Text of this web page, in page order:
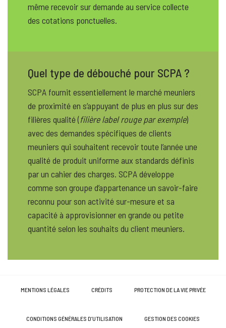
même recevoir sur demande au service collecte
des cotations ponctuelles.
Quel type de débouché pour SCPA ?
SCPA fournit essentiellement le marché meuniers
de proximité en s’appuyant de plus en plus sur des
filières qualité (filière label rouge par exemple)
avec des demandes spécifiques de clients
meuniers qui souhaitent recevoir toute l’année une
qualité de produit uniforme aux standards définis
par un cahier des charges. SCPA développe
comme son groupe d’appartenance un savoir-faire
reconnu pour son activité sur-mesure et sa
capacité à approvisionner en grande ou petite
quantité selon les souhaits du client meuniers.
MENTIONS LÉGALES CRÉDITS PROTECTION DE LA VIE PRIVÉE
CONDITIONS GÉNÉRALES D’UTILISATION GESTION DES COOKIES